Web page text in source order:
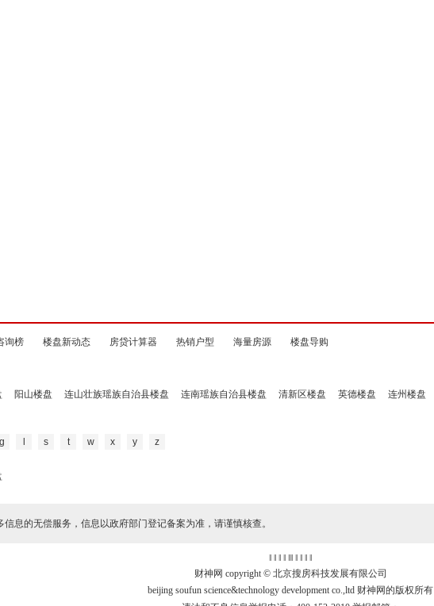
询榜 楼盘新动态 房贷计算器 热销户型 海量房源 楼盘导购
阳山楼盘 连山壮族瑶族自治县楼盘 连南瑶族自治县楼盘 清新区楼盘 英德楼盘 连州楼盘
g s t w x y z
信息的无偿服务，信息以政府部门登记备案为准，请谨慎核查。
‖ ‖ ‖ ‖ ‖‖ ‖ ‖ ‖ ‖
财神网 copyright © 北京搜房科技发展有限公司
beijing soufun science&technology development co.,ltd 财神网的版权所有